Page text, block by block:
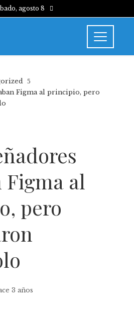
agosto 8
Figma al principio, pero
Figma al
pero
3 años